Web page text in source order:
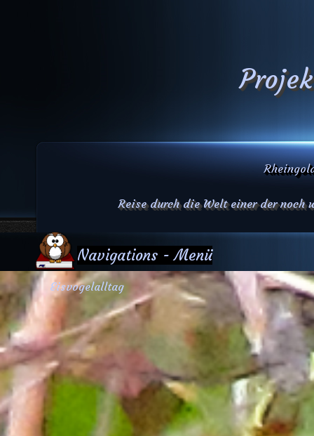
Reise durch die Welt einer der noch
Navigations - Menü
Eisvogelalltag